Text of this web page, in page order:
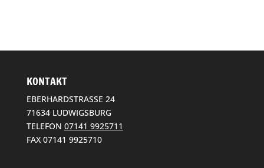
KONTAKT
EBERHARDSTRASSE 24
71634 LUDWIGSBURG
TELEFON 07141 9925711
FAX 07141 9925710